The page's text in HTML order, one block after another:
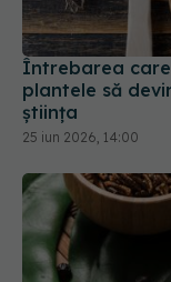
Întrebarea
plantele să
știința
25 iun 2026, 14:00